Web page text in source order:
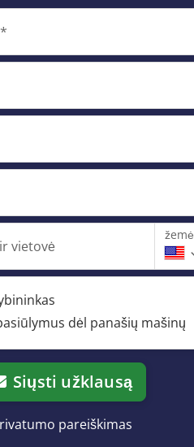
vietovė
žemė
dėl panašių mašinų
Siųsti užklausą
pareiškimas